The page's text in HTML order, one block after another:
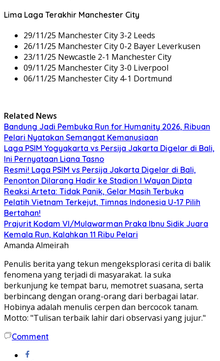
Lima Laga Terakhir Manchester City
29/11/25 Manchester City 3-2 Leeds
26/11/25 Manchester City 0-2 Bayer Leverkusen
23/11/25 Newcastle 2-1 Manchester City
09/11/25 Manchester City 3-0 Liverpool
06/11/25 Manchester City 4-1 Dortmund
Related News
Bandung Jadi Pembuka Run for Humanity 2026, Ribuan
Pelari Nyatakan Semangat Kemanusiaan
Laga PSIM Yogyakarta vs Persija Jakarta Digelar di Bali,
Ini Pernyataan Liana Tasno
Resmi! Laga PSIM vs Persija Jakarta Digelar di Bali,
Penonton Dilarang Hadir ke Stadion I Wayan Dipta
Reaksi Arteta: Tidak Panik, Gelar Masih Terbuka
Pelatih Vietnam Terkejut, Timnas Indonesia U-17 Pilih
Bertahan!
Prajurit Kodam VI/Mulawarman Praka Ibnu Sidik Juara
Kemala Run, Kalahkan 11 Ribu Pelari
Amanda Almeirah
Penulis berita yang tekun mengeksplorasi cerita di balik
fenomena yang terjadi di masyarakat. Ia suka
berkunjung ke tempat baru, memotret suasana, serta
berbincang dengan orang-orang dari berbagai latar.
Hobinya adalah menulis cerpen dan bercocok tanam.
Motto: "Tulisan terbaik lahir dari observasi yang jujur."
Comment